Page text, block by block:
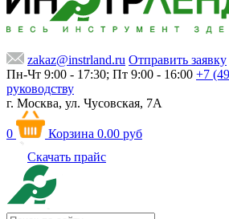
zakaz@instrland.ru Отправить заявку
Пн-Чт 9:00 - 17:30; Пт 9:00 - 16:00 +7
руководству
г. Москва, ул. Чусовская, 7А
0 Корзина 0.00 руб
Скачать прайс